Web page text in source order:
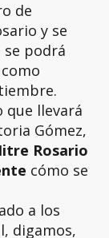
de
y se
podrá
que llevará
Gómez,
Rosario
cómo se
a los
digamos,